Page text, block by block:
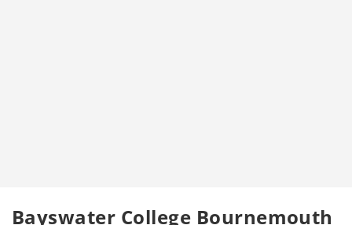
Bayswater College Bournemouth